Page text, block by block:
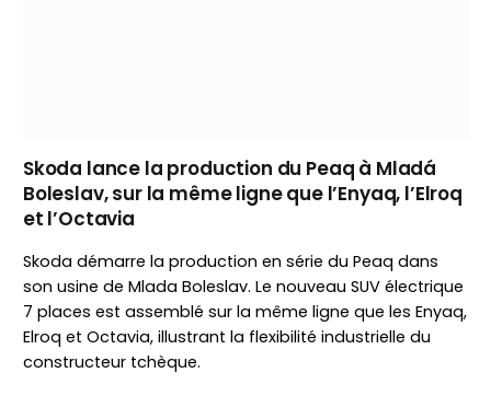
Skoda lance la production du Peaq à Mladá
Boleslav, sur la même ligne que l’Enyaq, l’Elroq
et l’Octavia
Skoda démarre la production en série du Peaq dans
son usine de Mlada Boleslav. Le nouveau SUV électrique
7 places est assemblé sur la même ligne que les Enyaq,
Elroq et Octavia, illustrant la flexibilité industrielle du
constructeur tchèque.